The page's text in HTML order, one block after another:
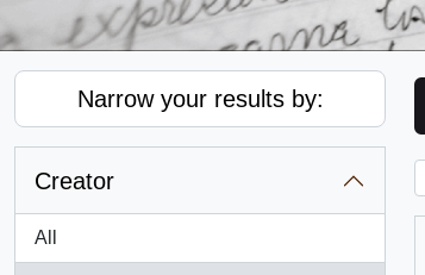
Narrow your results by:
Creator
All